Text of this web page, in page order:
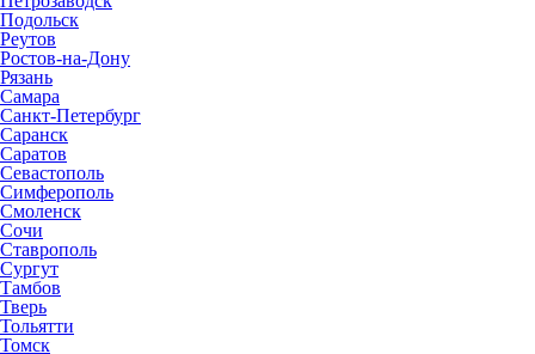
Подольск
Реутов
Ростов-на-Дону
Рязань
Самара
Санкт-Петербург
Саранск
Саратов
Севастополь
Симферополь
Смоленск
Сочи
Ставрополь
Сургут
Тамбов
Тверь
Тольятти
Томск